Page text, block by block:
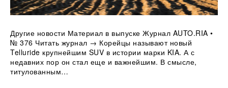
Другие новости Материал в выпуске Журнал AUTO.RIA •
№ 376 Читать журнал → Корейцы называют новый
Telluride крупнейшим SUV в истории марки KIA. А с
недавних пор он стал еще и важнейшим. В смысле,
титулованным…